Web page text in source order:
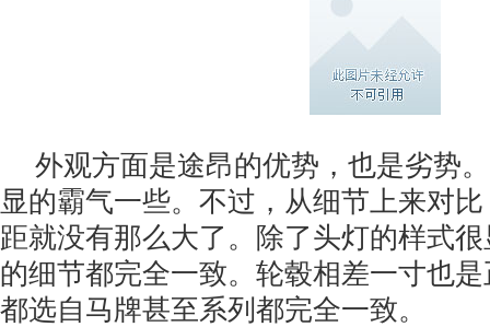
外观方面是途昂的优势，也是劣势
显的霸气一些。不过，从细节上来对
距就没有那么大了。除了头灯的样式
的细节都完全一致。轮毂相差一寸也
都选自马牌甚至系列都完全一致。